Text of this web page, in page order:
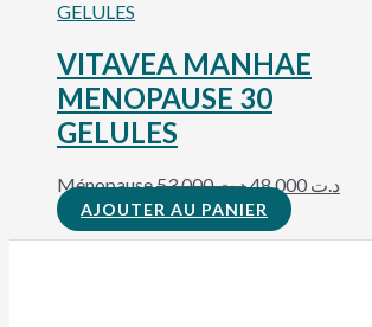
VITAVEA MANHAE
MENOPAUSE 30
GELULES
Ménopause د.ت53,000 د.ت
AJOUTER AU PANIER